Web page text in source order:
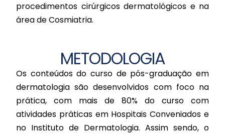
procedimentos cirúrgicos dermatológicos e na
área de Cosmiatria.
METODOLOGIA
Os conteúdos do curso de pós-graduação em
dermatologia são desenvolvidos com foco na
prática, com mais de 80% do curso com
atividades práticas em Hospitais Conveniados e
no Instituto de Dermatologia. Assim sendo, o